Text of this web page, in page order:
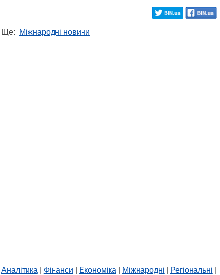
Ще: Міжнародні новини
Аналітика Фінанси Економіка Міжнародні Регіональні